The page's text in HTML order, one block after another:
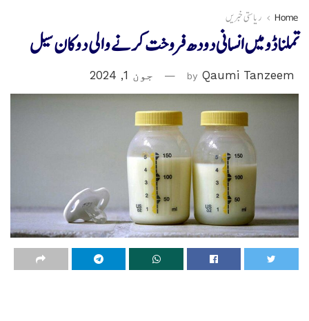
Home ریاستی خبریں
تملناڈو میں انسانی دودھ فروخت کرنے والی دوکان سیل
by Qaumi Tanzeem جون 1, 2024